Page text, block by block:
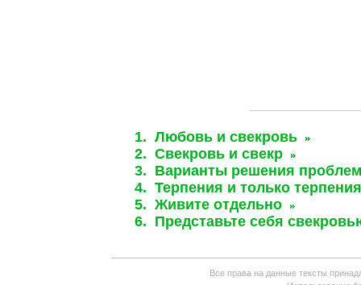
1. Любовь и свекровь
2. Свекровь и свекр
3. Варианты решения
4. Терпения и только терпения
5. Живите отдельно
6. Представьте себя
Все права на данные тексты